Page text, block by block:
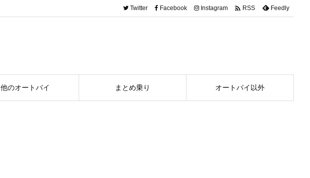
他のオートバイ まとめ乗り オートバイ以外
Twitter Facebook Instagram  RSS Feedly